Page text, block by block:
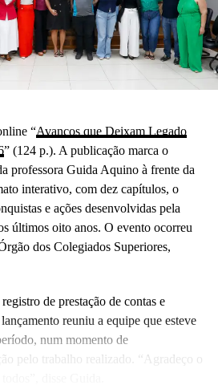
“Avanços que Deixam Legado
” (124 p.). A publicação marca o
professora Guida Aquino à frente da
interativo, com dez capítulos, o
e ações desenvolvidas pela
últimos oito anos. O evento ocorreu
dos Colegiados Superiores,
de prestação de contas e
reuniu a equipe que esteve
num momento de
pelo trabalho realizado. “Agradeço o